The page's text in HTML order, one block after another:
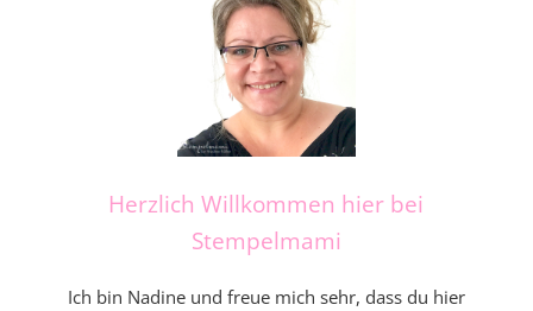
Herzlich Willkommen hier bei
Stempelmami
Ich bin Nadine und freue mich sehr, dass du hier